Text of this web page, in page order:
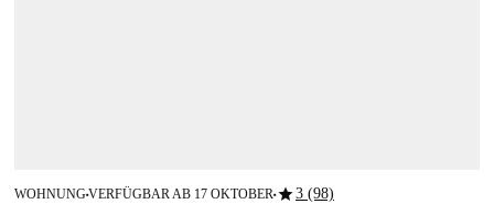
WOHNUNG■VERFÜGBAR AB 17 OKTOBER■star3 (98)